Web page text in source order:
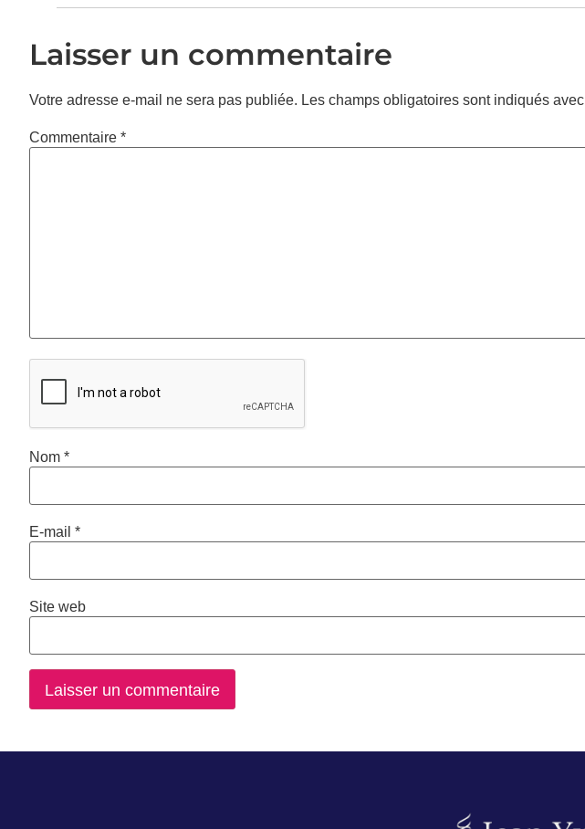
Laisser un commentaire
Votre adresse e-mail ne sera pas publiée. Les champs obligatoires sont indiqués avec
Commentaire*
Nom*
E-mail *
Site web